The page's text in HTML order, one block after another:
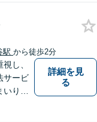
理を
駅 から徒歩2分
し、
サービ
りま
詳細を見
る